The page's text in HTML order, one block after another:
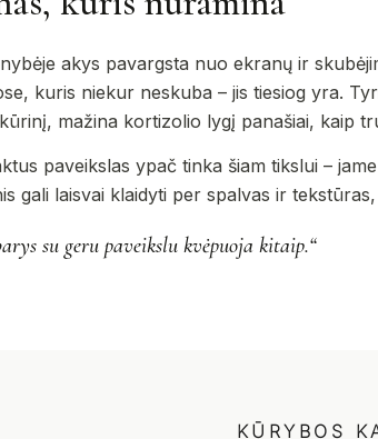
akys pavargsta nuo ekranų ir
kuris niekur neskuba – jis tiesiog yra.
mažina kortizolio lygį panašiai, kaip
paveikslas ypač tinka šiam tikslui –
gali laisvai klaidyti per spalvas ir
su geru paveikslu kvėpuoja kitaip.“
KŪRYBOS